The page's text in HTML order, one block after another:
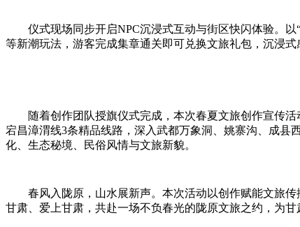
仪式现场同步开启NPC沉浸式互动与街区快闪体验。以“
等新潮玩法，游客完成集章通关即可兑换文旅礼包，沉浸
随着创作团队授旗仪式完成，本次春夏文旅创作宣传活
宕昌漳渭线3条精品线路，深入武都万象洞、姚寨沟、成县
化、生态秘境、民俗风情与文旅新貌。
春风入陇原，山水展新声。本次活动以创作赋能文旅传
甘肃、爱上甘肃，共赴一场不负春光的陇原文旅之约，为甘